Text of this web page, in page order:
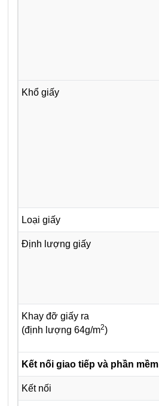
Khổ giấy
Loại giấy
Định lượng giấy
Khay đỡ giấy ra
(định lượng 64g/m2)
Kết nối giao tiếp và phần mềm
Kết nối